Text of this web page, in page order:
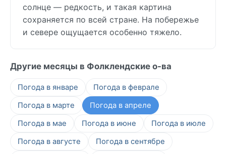
солнце — редкость, и такая картина
сохраняется по всей стране. На побережье
и севере ощущается особенно тяжело.
Другие месяцы в Фолклендские о-ва
Погода в январе
Погода в феврале
Погода в марте
Погода в апреле
Погода в мае
Погода в июне
Погода в июле
Погода в августе
Погода в сентябре